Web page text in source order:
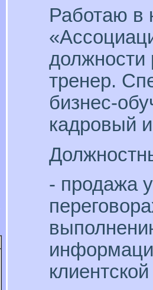
Работаю в
должности
тренер.
бизнес-
кадровый
- продажа